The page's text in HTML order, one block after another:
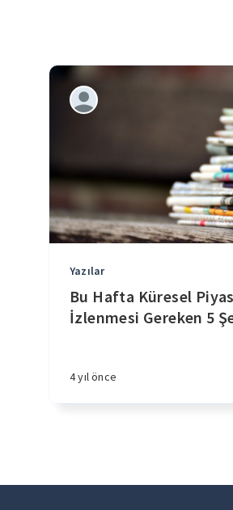
Yazılar
Bu Hafta Küresel
İzlenmesi Gereken 5
4 yıl önce